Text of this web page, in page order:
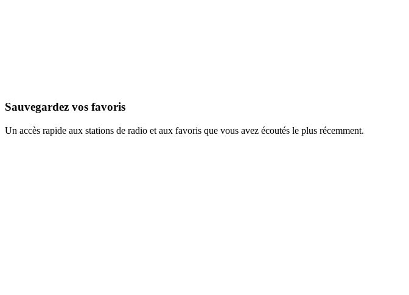
Sauvegardez vos favoris
Un accès rapide aux stations de radio et aux favoris que vous avez écoutés le plus récemment.